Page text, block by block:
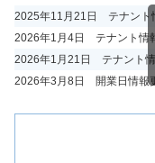
2025年11月21日 テナント
2026年1月4日 テナント情
2026年1月21日 テナント
2026年3月8日 開業日情報